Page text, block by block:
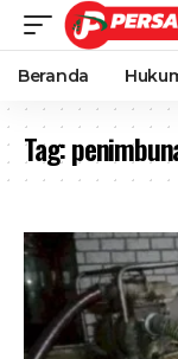
Beranda
Tag: